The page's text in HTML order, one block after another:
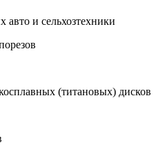
авто и сельхозтехники
(титановых) дисков